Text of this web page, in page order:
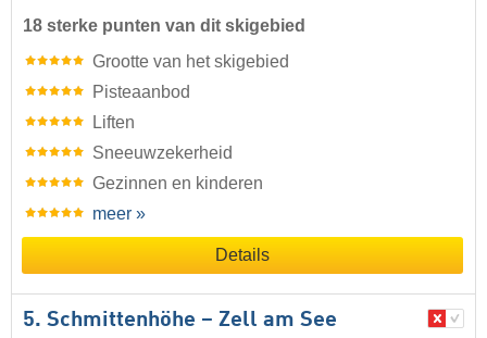
18 sterke punten van dit skigebied
Grootte van het skigebied
Pisteaanbod
Liften
Sneeuwzekerheid
Gezinnen en kinderen
meer »
Details
5. Schmittenhöhe – Zell am See